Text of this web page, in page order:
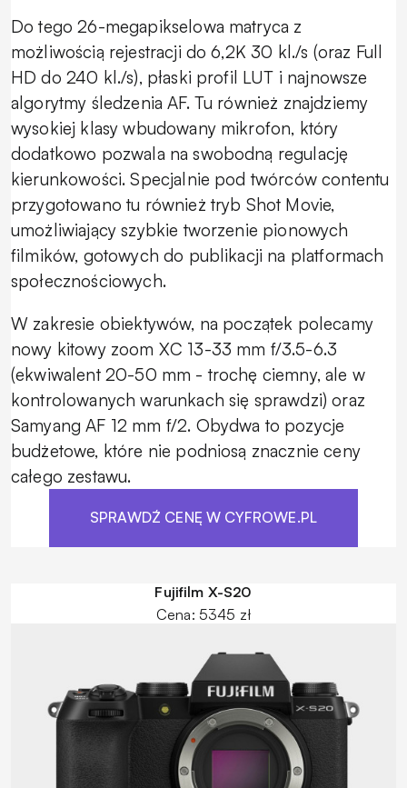
Do tego 26-megapikselowa matryca z
możliwością rejestracji do 6,2K 30 kl./s (oraz Full
HD do 240 kl./s), płaski profil LUT i najnowsze
algorytmy śledzenia AF. Tu również znajdziemy
wysokiej klasy wbudowany mikrofon, który
dodatkowo pozwala na swobodną regulację
kierunkowości. Specjalnie pod twórców contentu
przygotowano tu również tryb Shot Movie,
umożliwiający szybkie tworzenie pionowych
filmików, gotowych do publikacji na platformach
społecznościowych.
W zakresie obiektywów, na początek polecamy
nowy kitowy zoom XC 13-33 mm f/3.5-6.3
(ekwiwalent 20-50 mm - trochę ciemny, ale w
kontrolowanych warunkach się sprawdzi) oraz
Samyang AF 12 mm f/2. Obydwa to pozycje
budżetowe, które nie podniosą znacznie ceny
całego zestawu.
SPRAWDŹ CENĘ W CYFROWE.PL
Fujifilm X-S20
Cena: 5345 zł